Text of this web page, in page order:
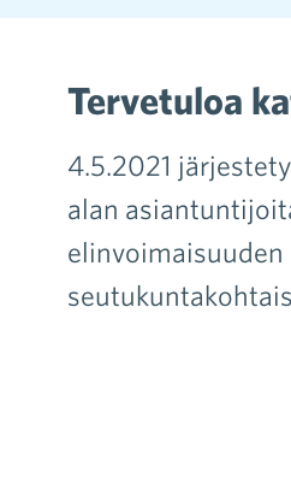
Tervetuloa
4.5.2021
alan
elinvoimaisuuden